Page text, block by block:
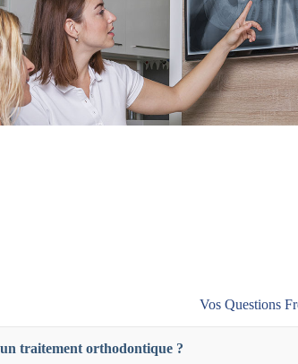
Vos Questions
traitement orthodontique ?